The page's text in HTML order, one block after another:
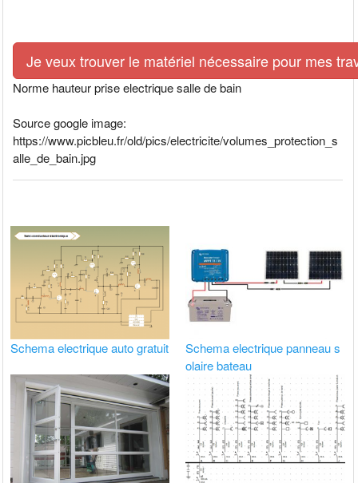
Je veux trouver le matériel nécessaire pour mes
Norme hauteur prise electrique salle de bain
Source google image:
https://www.picbleu.fr/old/pics/electricite/volumes_protection_s
alle_de_bain.jpg
Schema electrique auto gratuit
Schema electrique panneau s
olaire bateau